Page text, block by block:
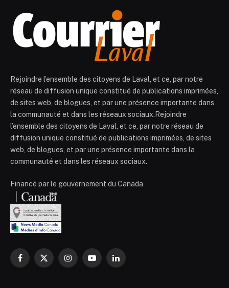
Rejoindre l’ensemble des citoyens de Laval, et ce, par notre
réseau de diffusion unique constitué de publications imprimées,
de sites web, de blogues, et par une présence importante dans
la communauté et dans les réseaux sociaux.Rejoindre
l’ensemble des citoyens de Laval, et ce, par notre réseau de
diffusion unique constitué de publications imprimées, de sites
web, de blogues, et par une présence importante dans la
communauté et dans les réseaux sociaux.
Financé par le gouvernement du Canada
Facebook
X
InstagramYouTubeLinkedIn